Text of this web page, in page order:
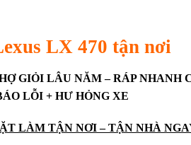
LX 470 tận nơi
GIỎI LÂU NĂM – RÁP NHANH
LỖI + HƯ HỎNG XE
LÀM TẬN NƠI – TẬN NHÀ